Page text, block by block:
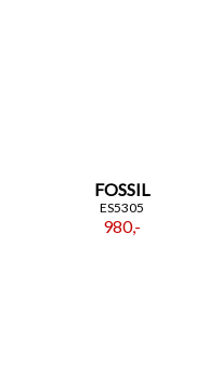
FOSSIL
ES5305
980,-